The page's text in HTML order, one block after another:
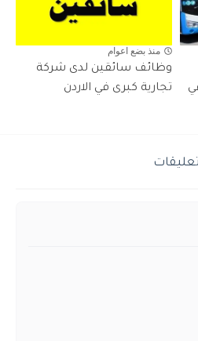
منذ بضع اعوام
وظائف سائقين لدى شركة
تجارية كبرى في الاردن
تعليقات